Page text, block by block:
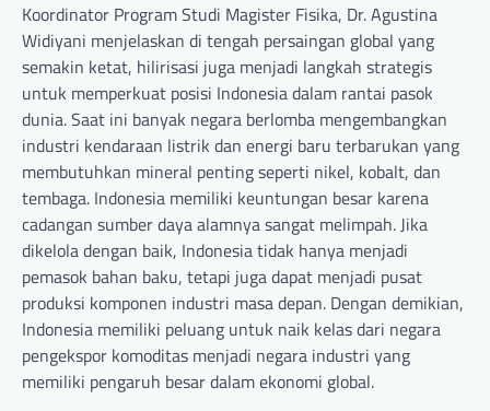
Koordinator Program Studi Magister Fisika, Dr. Agustina
Widiyani menjelaskan di tengah persaingan global yang
semakin ketat, hilirisasi juga menjadi langkah strategis
untuk memperkuat posisi Indonesia dalam rantai pasok
dunia. Saat ini banyak negara berlomba mengembangkan
industri kendaraan listrik dan energi baru terbarukan yang
membutuhkan mineral penting seperti nikel, kobalt, dan
tembaga. Indonesia memiliki keuntungan besar karena
cadangan sumber daya alamnya sangat melimpah. Jika
dikelola dengan baik, Indonesia tidak hanya menjadi
pemasok bahan baku, tetapi juga dapat menjadi pusat
produksi komponen industri masa depan. Dengan demikian,
Indonesia memiliki peluang untuk naik kelas dari negara
pengekspor komoditas menjadi negara industri yang
memiliki pengaruh besar dalam ekonomi global.